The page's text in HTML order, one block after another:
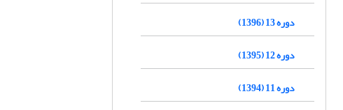
دوره 13 (1396)
دوره 12 (1395)
دوره 11 (1394)